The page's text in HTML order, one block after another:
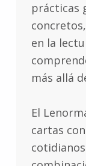
prácticas
en la
más allá
El
cartas